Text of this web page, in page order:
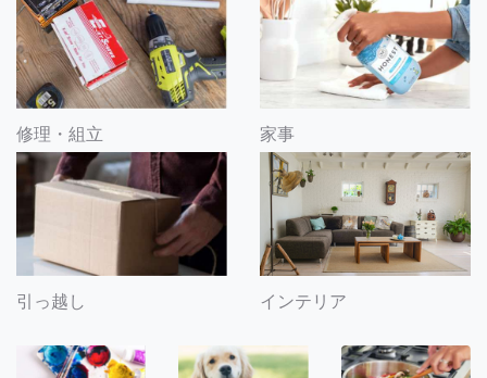
修理・組立 家事
引っ越し インテリア